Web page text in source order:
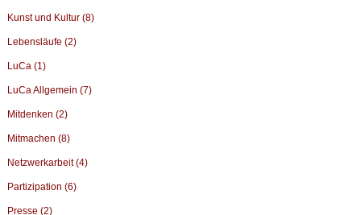
Kunst und Kultur (8)
Lebensläufe (2)
LuCa (1)
LuCa Allgemein (7)
Mitdenken (2)
Mitmachen (8)
Netzwerkarbeit (4)
Partizipation (6)
Presse (2)